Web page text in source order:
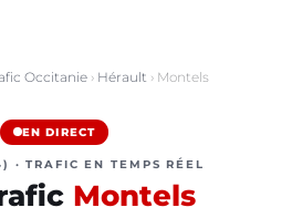
Occitanie› Hérault › Montels
EN DIRECT
· TRAFIC EN TEMPS RÉEL
Montels